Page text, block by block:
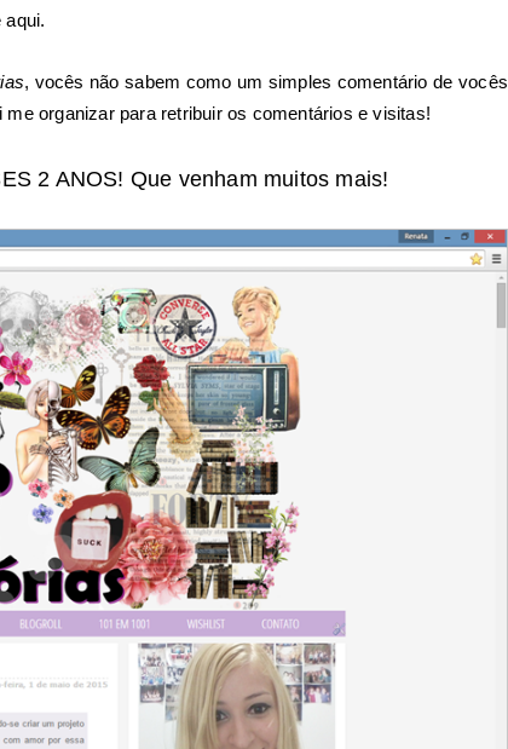
aqui.
, vocês não sabem como um simples comentário de vocês
organizar para retribuir os comentários e visitas!
2 ANOS! Que venham muitos mais!